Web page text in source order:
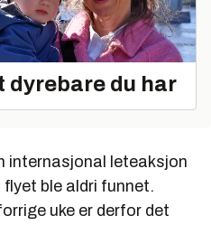
dyrebare du har
internasjonal leteaksjon
ble aldri funnet.
uke er derfor det